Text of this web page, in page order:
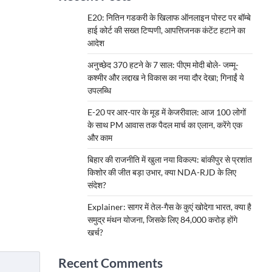
E20: नितिन गडकरी के खिलाफ ऑनलाइन पोस्ट पर बॉम्बे
हाई कोर्ट की सख्त टिप्पणी, आपत्तिजनक कंटेंट हटाने का
आदेश
अनुच्छेद 370 हटने के 7 साल: पीएम मोदी बोले- जम्मू-
कश्मीर और लद्दाख ने विकास का नया दौर देखा; गिनाईं ये
उपलब्धि
E-20 पर आर-पार के मूड में केजरीवाल: आज 100 लोगों
के साथ PM आवास तक पैदल मार्च का एलान, करेंगे एक
और काम
बिहार की राजनीति में खुला नया विकल्प: बांकीपुर से प्रशांत
किशोर की जीत बड़ा उभार, क्या NDA-RJD के लिए
संदेश?
Explainer: सागर में तेल-गैस के कुएं खोदेगा भारत, क्या है
समुद्र मंथन योजना, जिसके लिए 84,000 करोड़ होंगे
खर्च?
Recent Comments